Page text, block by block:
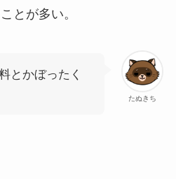
とが多い。
たぬきち
とかぼったく